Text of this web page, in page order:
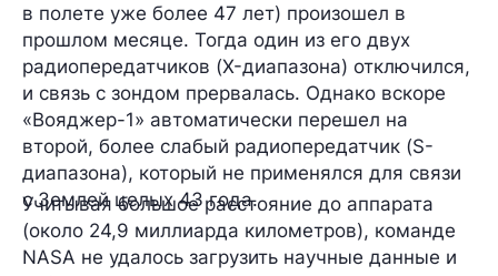
в полете уже более 47 лет) произошел в
прошлом месяце. Тогда один из его двух
радиопередатчиков (X-диапазона) отключился,
и связь с зондом прервалась. Однако вскоре
«Вояджер-1» автоматически перешел на
второй, более слабый радиопередатчик (S-
диапазона), который не применялся для связи
с Землей целых 43 года.
Учитывая большое расстояние до аппарата
(около 24,9 миллиарда километров), команде
NASA не удалось загрузить научные данные и